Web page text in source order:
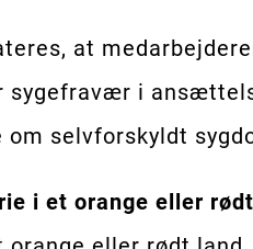
at
i
selvforskyldt
i et orange eller